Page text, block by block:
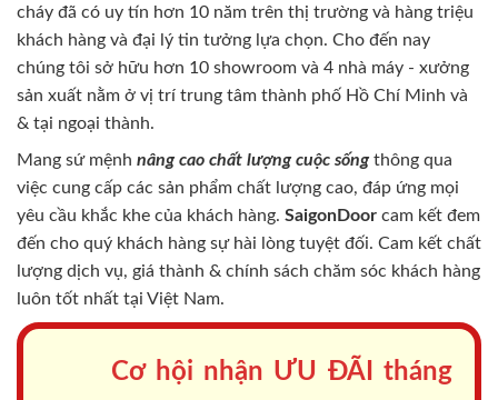
cháy đã có uy tín hơn 10 năm trên thị trường và hàng triệu
khách hàng và đại lý tin tưởng lựa chọn. Cho đến nay
chúng tôi sở hữu hơn 10 showroom và 4 nhà máy - xưởng
sản xuất nằm ở vị trí trung tâm thành phố Hồ Chí Minh và
& tại ngoại thành.
Mang sứ mệnh nâng cao chất lượng cuộc sốngthông qua
việc cung cấp các sản phẩm chất lượng cao, đáp ứng mọi
yêu cầu khắc khe của khách hàng. SaigonDoor cam kết đem
đến cho quý khách hàng sự hài lòng tuyệt đối. Cam kết chất
lượng dịch vụ, giá thành & chính sách chăm sóc khách hàng
luôn tốt nhất tại Việt Nam.
Cơ hội nhận ƯU ĐÃI tháng